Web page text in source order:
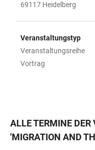
69117 Heidelberg
Veranstaltungstyp
Veranstaltungsreihe
Vortrag
ALLE TERMINE
'MIGRATION AND